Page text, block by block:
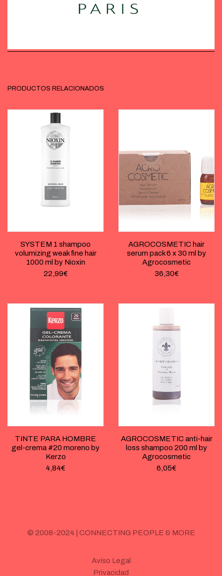
PRODUCTOS RELACIONADOS
SYSTEM 1 shampoo
volumizing weak fine hair
1000 ml by Nioxin
22,99€
AGROCOSMETIC hair
serum pack 6 x 30 ml by
Agrocosmetic
36,30€
TINTE PARA HOMBRE
gel-crema #20 moreno by
Kerzo
4,84€
AGROCOSMETIC anti-hair
loss shampoo 200 ml by
Agrocosmetic
6,05€
© 2008-2024 | CONNECTING PEOPLE & MORE
Aviso Legal
Privacidad